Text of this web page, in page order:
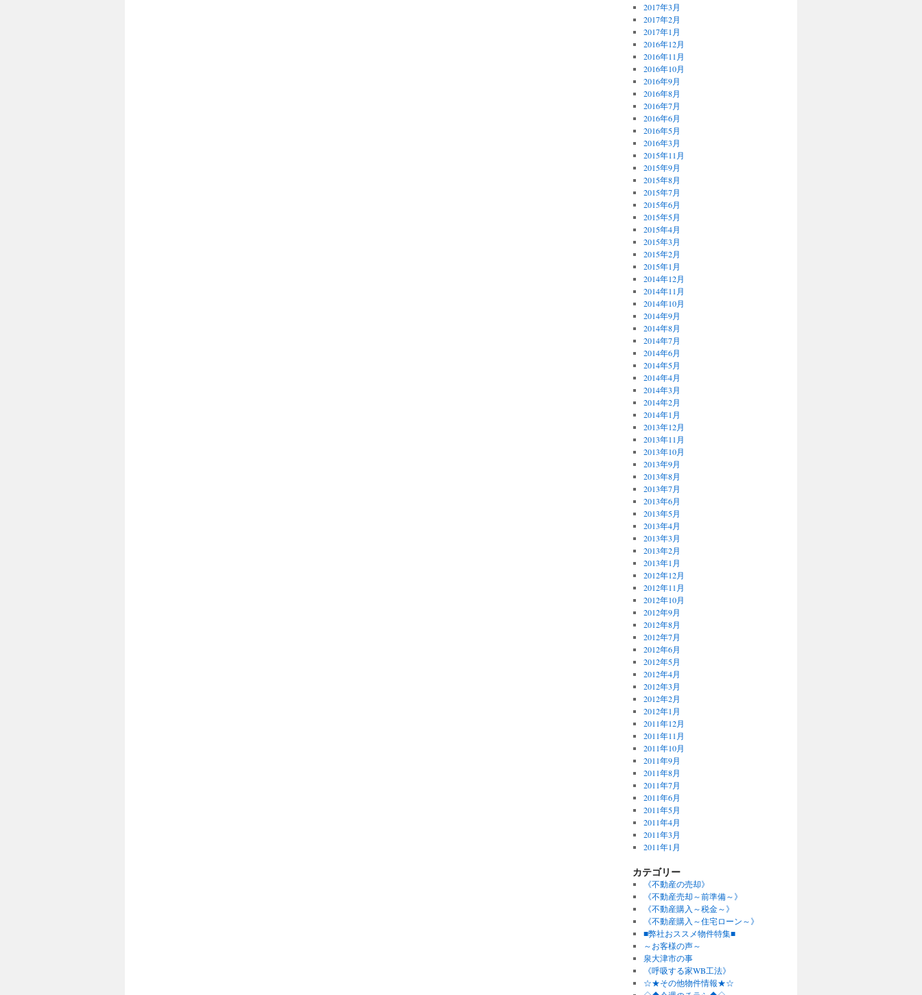
2017年3月
2017年2月
2017年1月
2016年12月
2016年11月
2016年10月
2016年9月
2016年8月
2016年7月
2016年6月
2016年5月
2016年3月
2015年11月
2015年9月
2015年8月
2015年7月
2015年6月
2015年5月
2015年4月
2015年3月
2015年2月
2015年1月
2014年12月
2014年11月
2014年10月
2014年9月
2014年8月
2014年7月
2014年6月
2014年5月
2014年4月
2014年3月
2014年2月
2014年1月
2013年12月
2013年11月
2013年10月
2013年9月
2013年8月
2013年7月
2013年6月
2013年5月
2013年4月
2013年3月
2013年2月
2013年1月
2012年12月
2012年11月
2012年10月
2012年9月
2012年8月
2012年7月
2012年6月
2012年5月
2012年4月
2012年3月
2012年2月
2012年1月
2011年12月
2011年11月
2011年10月
2011年9月
2011年8月
2011年7月
2011年6月
2011年5月
2011年4月
2011年3月
2011年1月
カテゴリー
《不動産の売却》
《不動産売却～前準備～》
《不動産購入～税金～》
《不動産購入～住宅ローン～》
■弊社おススメ物件特集■
～お客様の声～
泉大津市の事
《呼吸する家WB工法》
☆★その他物件情報★☆